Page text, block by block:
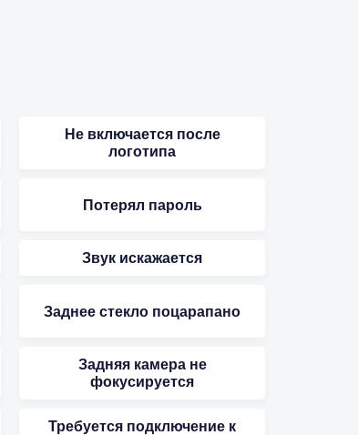
Не включается после
логотипа
Потерял пароль
Звук искажается
Заднее стекло поцарапано
Задняя камера не
фокусируется
Требуется подключение к